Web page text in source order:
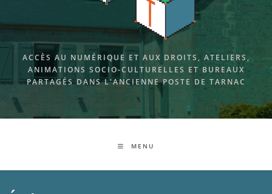
ACCÈS AU NUMÉRIQUE ET AUX DROITS, ATELIERS,
ANIMATIONS SOCIO-CULTURELLES ET BUREAUX
PARTAGÉS DANS L'ANCIENNE POSTE DE TARNAC
MENU